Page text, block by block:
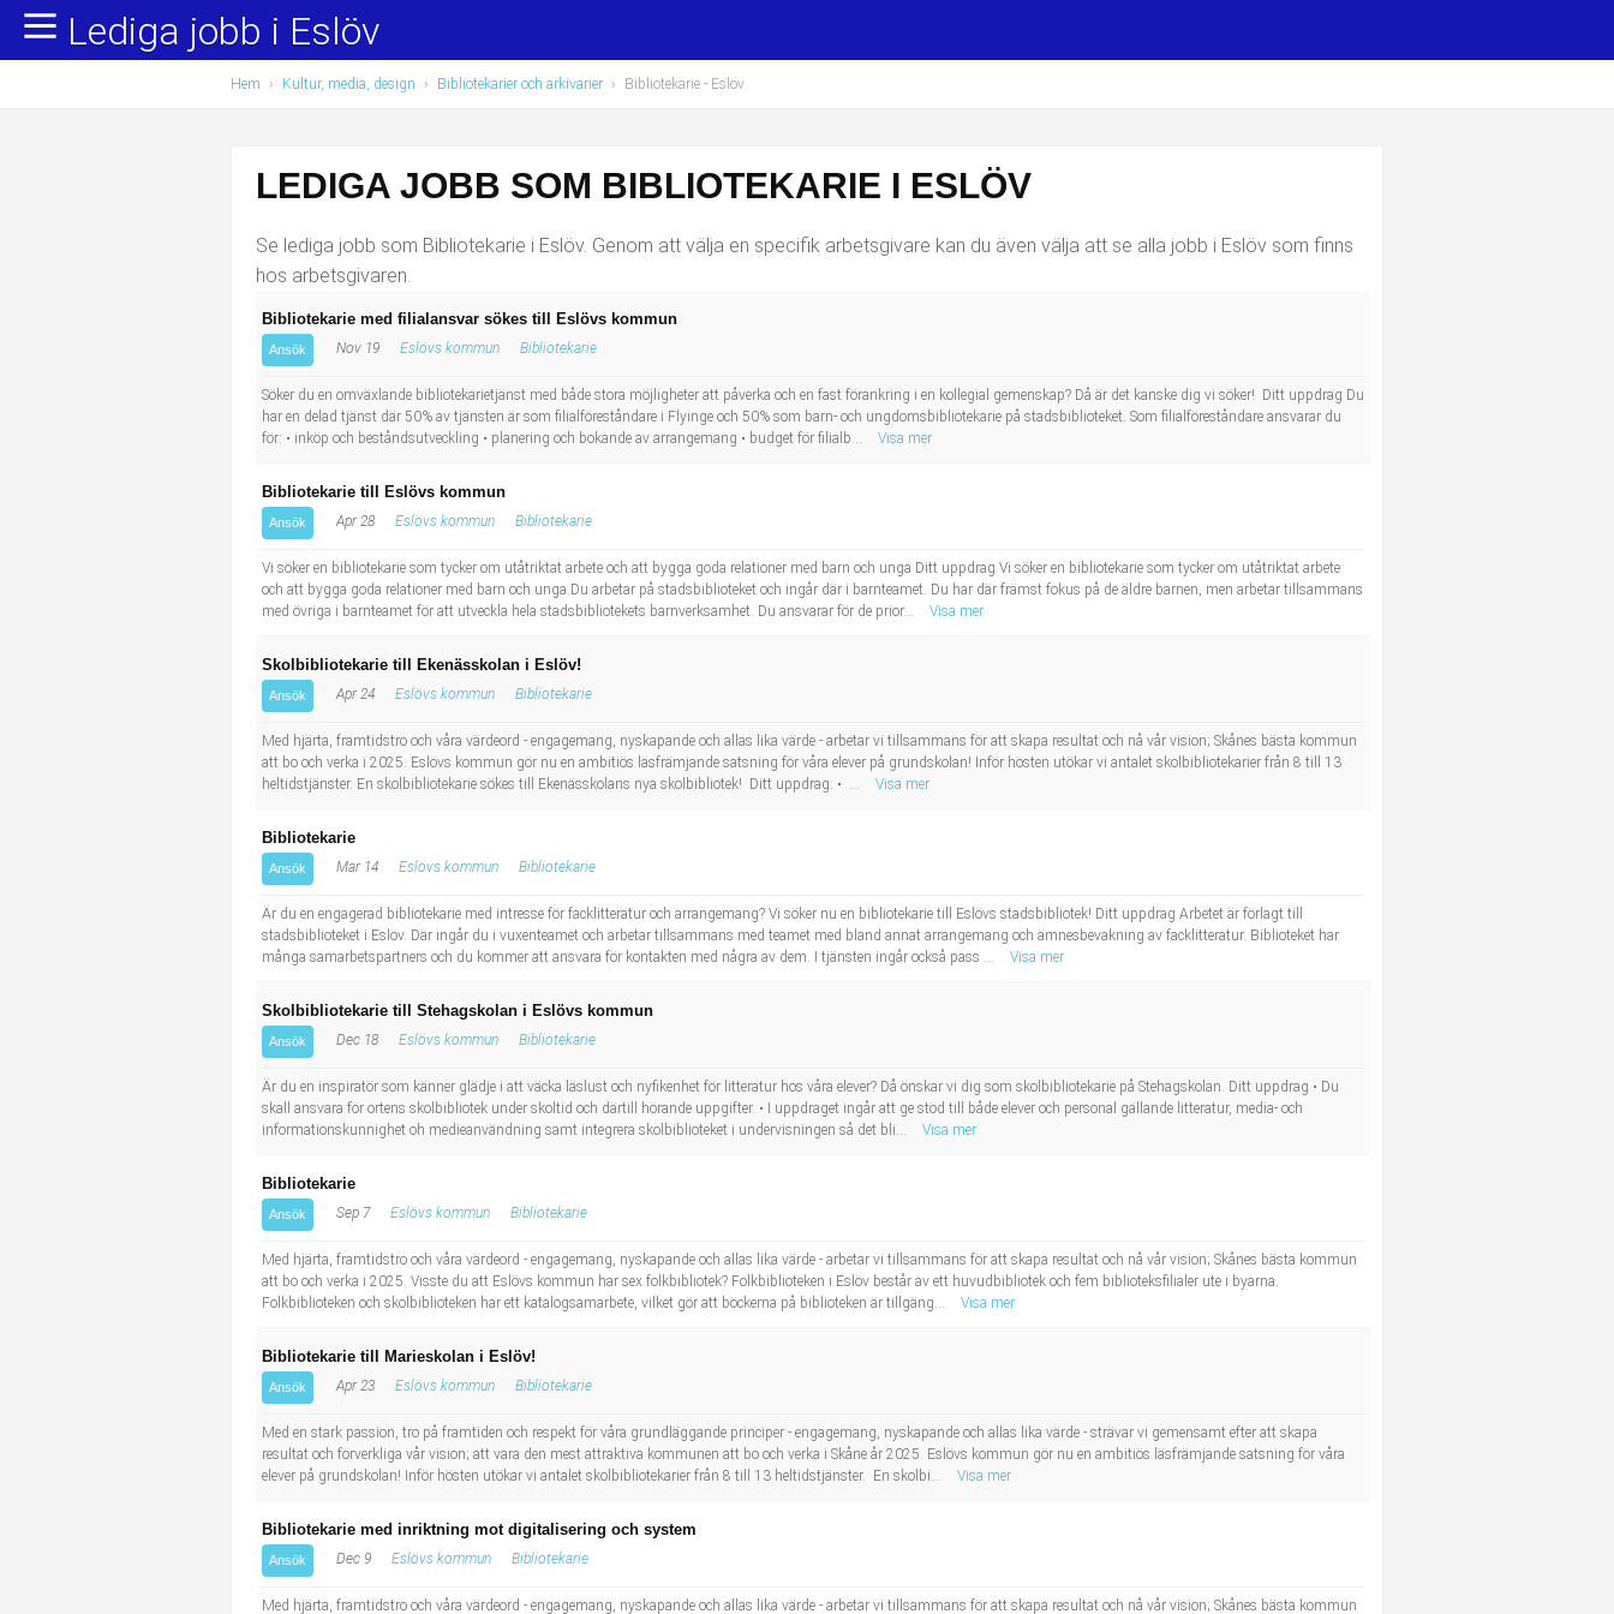
Yrkesområden
Administration, ekonomi, juridik
Försäljning, inköp, marknadsföring
Hotell, restaurang, storhushåll
Installation, drift, underhåll
Kropps- och skönhetsvård
Naturvetenskapligt arbete
Sanering och renhållning
Populära jobb
Undersköterska, hemtjänst och äldreboende
Lärare i förskola/Förskollärare
Bussförare/Busschaufför
Behandlingsassistent/Socialpedagog
Tidningsbud/Tidningsdistributör
Lärare i fritidshem/Fritidspedagog
Taxiförare/Taxichaufför
Läkarsekreterare/Vårdadmin/Medicinsk sekreterare
Informatör/Kommunikatör
Sjuksköterska, grundutbildad
Lediga jobb i Eslöv
Hem › Kultur, media, design › Bibliotekarier och arkivarier › Bibliotekarie - Eslöv
LEDIGA JOBB SOM BIBLIOTEKARIE I ESLÖV
Se lediga jobb som Bibliotekarie i Eslöv. Genom att välja en specifik arbetsgivare kan du även välja att se alla jobb i Eslöv som finns
hos arbetsgivaren.
Bibliotekarie med filialansvar sökes till Eslövs kommun
Ansök Nov 19 Eslövs kommun Bibliotekarie
Söker du en omväxlande bibliotekarietjänst med både stora möjligheter att påverka och en fast förankring i en kollegial gemenskap? Då är det kanske dig vi söker! Ditt uppdrag Du
har en delad tjänst där 50% av tjänsten är som filialföreståndare i Flyinge och 50% som barn- och ungdomsbibliotekarie på stadsbiblioteket. Som filialföreståndare ansvarar du
för: • inköp och beståndsutveckling • planering och bokande av arrangemang • budget för filialb...
Visa mer
Bibliotekarie till Eslövs kommun
Ansök Apr 28 Eslövs kommun Bibliotekarie
Vi söker en bibliotekarie som tycker om utåtriktat arbete och att bygga goda relationer med barn och unga Ditt uppdrag Vi söker en bibliotekarie som tycker om utåtriktat arbete
och att bygga goda relationer med barn och unga.Du arbetar på stadsbiblioteket och ingår där i barnteamet. Du har där främst fokus på de äldre barnen, men arbetar tillsammans
med övriga i barnteamet för att utveckla hela stadsbibliotekets barnverksamhet. Du ansvarar för de prior...
Visa mer
Skolbibliotekarie till Ekenässkolan i Eslöv!
Ansök Apr 24 Eslövs kommun Bibliotekarie
Med hjärta, framtidstro och våra värdeord - engagemang, nyskapande och allas lika värde - arbetar vi tillsammans för att skapa resultat och nå vår vision; Skånes bästa kommun
att bo och verka i 2025. Eslövs kommun gör nu en ambitiös läsfrämjande satsning för våra elever på grundskolan! Inför hösten utökar vi antalet skolbibliotekarier från 8 till 13
heltidstjänster. En skolbibliotekarie sökes till Ekenässkolans nya skolbibliotek! Ditt uppdrag: • ...
Visa mer
Bibliotekarie
Ansök Mar 14 Eslövs kommun Bibliotekarie
Är du en engagerad bibliotekarie med intresse för facklitteratur och arrangemang? Vi söker nu en bibliotekarie till Eslövs stadsbibliotek! Ditt uppdrag Arbetet är förlagt till
stadsbiblioteket i Eslöv. Där ingår du i vuxenteamet och arbetar tillsammans med teamet med bland annat arrangemang och ämnesbevakning av facklitteratur. Biblioteket har
många samarbetspartners och du kommer att ansvara för kontakten med några av dem. I tjänsten ingår också pass ...
Visa mer
Skolbibliotekarie till Stehagskolan i Eslövs kommun
Ansök Dec 18 Eslövs kommun Bibliotekarie
Är du en inspiratör som känner glädje i att väcka läslust och nyfikenhet för litteratur hos våra elever? Då önskar vi dig som skolbibliotekarie på Stehagskolan. Ditt uppdrag • Du
skall ansvara för ortens skolbibliotek under skoltid och därtill hörande uppgifter. • I uppdraget ingår att ge stöd till både elever och personal gällande litteratur, media- och
informationskunnighet oh medieanvändning samt integrera skolbiblioteket i undervisningen så det bli...
Visa mer
Bibliotekarie
Ansök Sep 7 Eslövs kommun Bibliotekarie
Med hjärta, framtidstro och våra värdeord - engagemang, nyskapande och allas lika värde - arbetar vi tillsammans för att skapa resultat och nå vår vision; Skånes bästa kommun
att bo och verka i 2025. Visste du att Eslövs kommun har sex folkbibliotek? Folkbiblioteken i Eslöv består av ett huvudbibliotek och fem biblioteksfilialer ute i byarna.
Folkbiblioteken och skolbiblioteken har ett katalogsamarbete, vilket gör att böckerna på biblioteken är tillgäng...
Visa mer
Bibliotekarie till Marieskolan i Eslöv!
Ansök Apr 23 Eslövs kommun Bibliotekarie
Med en stark passion, tro på framtiden och respekt för våra grundläggande principer - engagemang, nyskapande och allas lika värde - strävar vi gemensamt efter att skapa
resultat och förverkliga vår vision; att vara den mest attraktiva kommunen att bo och verka i Skåne år 2025. Eslövs kommun gör nu en ambitiös läsfrämjande satsning för våra
elever på grundskolan! Inför hösten utökar vi antalet skolbibliotekarier från 8 till 13 heltidstjänster. En skolbi...
Visa mer
Bibliotekarie med inriktning mot digitalisering och system
Ansök Dec 9 Eslövs kommun Bibliotekarie
Med hjärta, framtidstro och våra värdeord - engagemang, nyskapande och allas lika värde - arbetar vi tillsammans för att skapa resultat och nå vår vision; Skånes bästa kommun